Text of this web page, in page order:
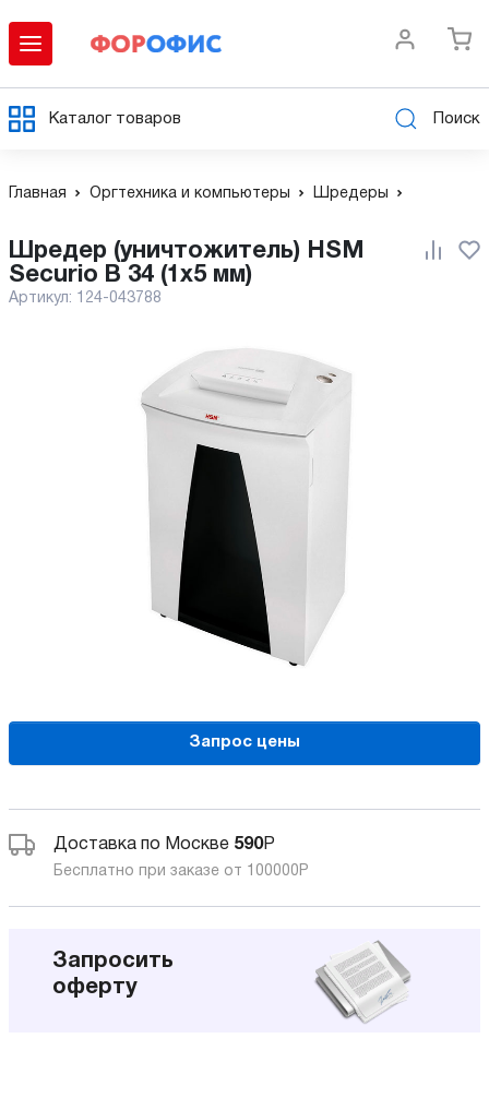
Каталог товаров Поиск
Главная Оргтехника и компьютеры Шредеры
Шредер (уничтожитель) HSM
Securio B 34 (1х5 мм)
Артикул: 124-043788
Запрос цены
Доставка по Москве 590Р
Бесплатно при заказе от 100000 Р
Запросить
оферту